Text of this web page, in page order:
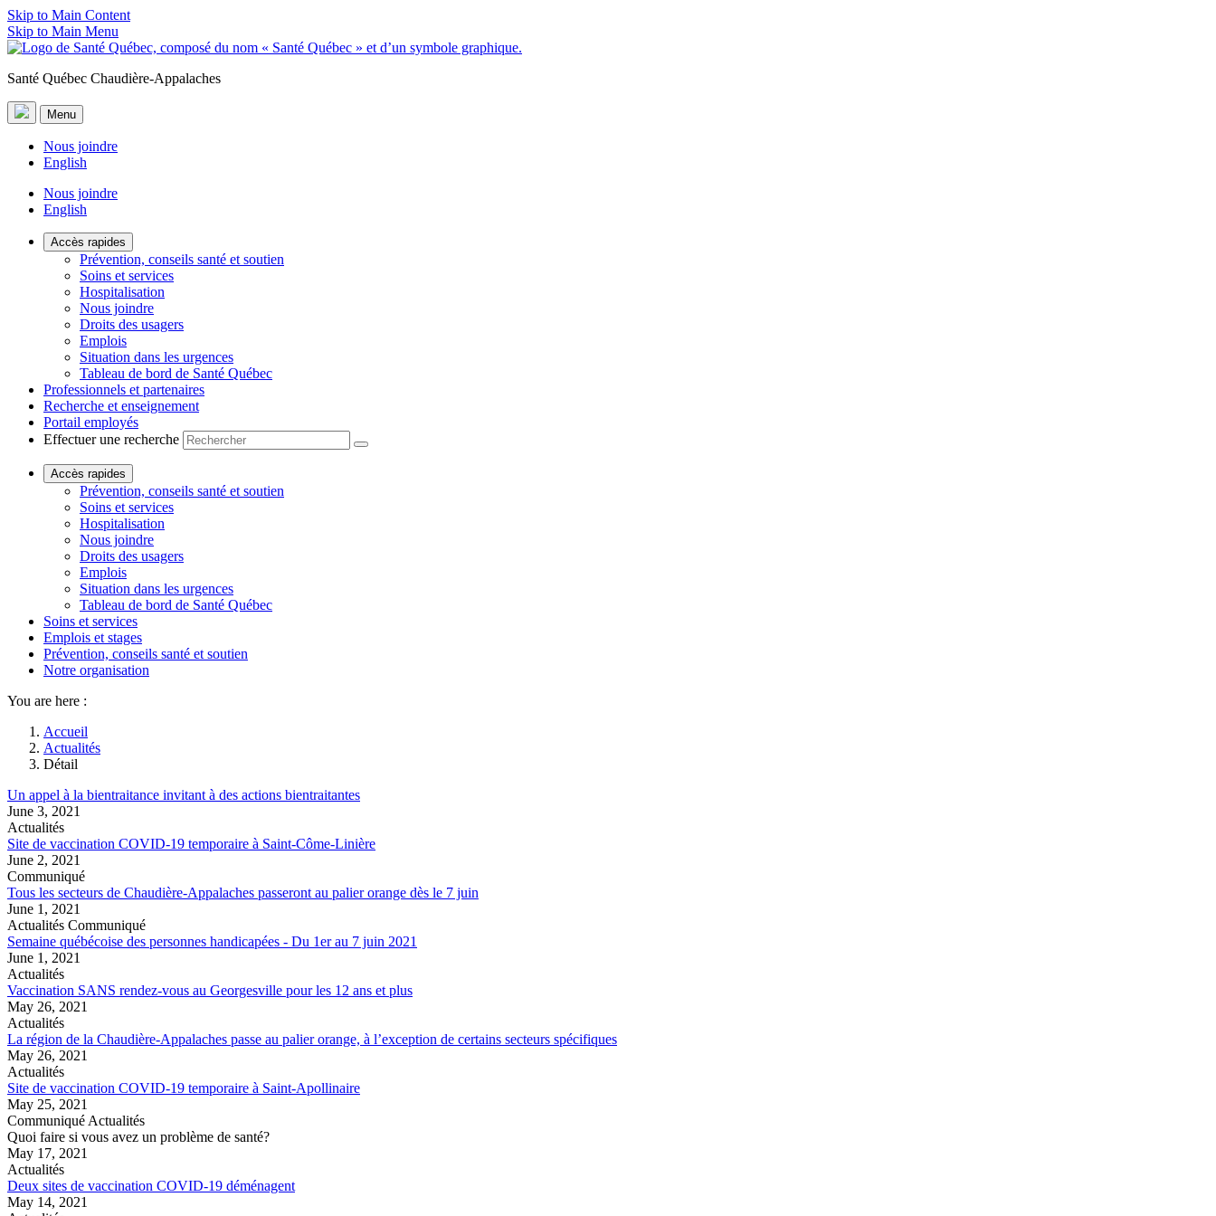
Skip to Main Content
Skip to Main Menu
Santé Québec Chaudière-Appalaches
Menu
Nous joindre
English
Nous joindre
English
Accès rapides
Prévention, conseils santé et soutien
Soins et services
Hospitalisation
Nous joindre
Droits des usagers
Emplois
Situation dans les urgences
Tableau de bord de Santé Québec
Professionnels et partenaires
Recherche et enseignement
Portail employés
Effectuer une recherche
Accès rapides
Prévention, conseils santé et soutien
Soins et services
Hospitalisation
Nous joindre
Droits des usagers
Emplois
Situation dans les urgences
Tableau de bord de Santé Québec
Soins et services
Emplois et stages
Prévention, conseils santé et soutien
Notre organisation
You are here :
Accueil
Actualités
Détail
Un appel à la bientraitance invitant à des actions bientraitantes
June 3, 2021
Actualités
Site de vaccination COVID-19 temporaire à Saint-Côme-Linière
June 2, 2021
Communiqué
Tous les secteurs de Chaudière-Appalaches passeront au palier orange dès le 7 juin
June 1, 2021
Actualités Communiqué
Semaine québécoise des personnes handicapées - Du 1er au 7 juin 2021
June 1, 2021
Actualités
Vaccination SANS rendez-vous au Georgesville pour les 12 ans et plus
May 26, 2021
Actualités
La région de la Chaudière-Appalaches passe au palier orange, à l’exception de certains secteurs spécifiques
May 26, 2021
Actualités
Site de vaccination COVID-19 temporaire à Saint-Apollinaire
May 25, 2021
Communiqué Actualités
Quoi faire si vous avez un problème de santé?
May 17, 2021
Actualités
Deux sites de vaccination COVID-19 déménagent
May 14, 2021